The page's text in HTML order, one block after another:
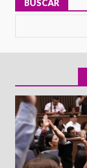
BUSCAR